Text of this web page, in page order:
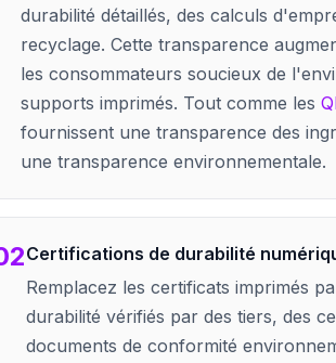
durabilité détaillés, des calculs
recyclage. Cette transparence
les consommateurs soucieux de
supports imprimés. Tout comme les
fournissent une transparence des
une transparence environnementale.
Certifications de durabilité
Remplacez les certificats imprimés
durabilité vérifiés par des tiers, des
documents de conformité